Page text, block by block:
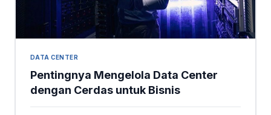
DATA CENTER
Pentingnya Mengelola Data Center
dengan Cerdas untuk Bisnis